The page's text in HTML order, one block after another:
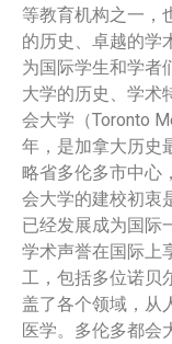
等教育机构之一，
的历史、卓越的学
为国际学生和学者
大学的历史、学术
会大学（Toronto
年，是加拿大历史
略省多伦多市中心
会大学的建校初衷
已经发展成为国际
学术声誉在国际上
工，包括多位诺贝
盖了各个领域，从
医学。多伦多都会